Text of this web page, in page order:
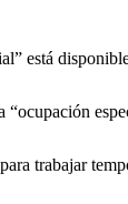
está
trabajar